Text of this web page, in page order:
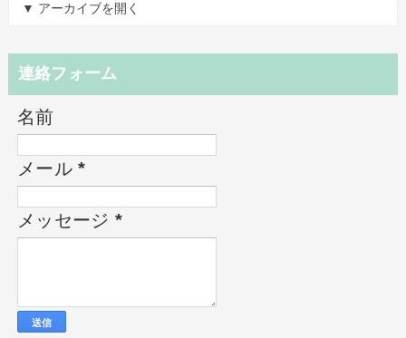
▼ アーカイブを開く
連絡フォーム
名前
メール*
メッセージ *